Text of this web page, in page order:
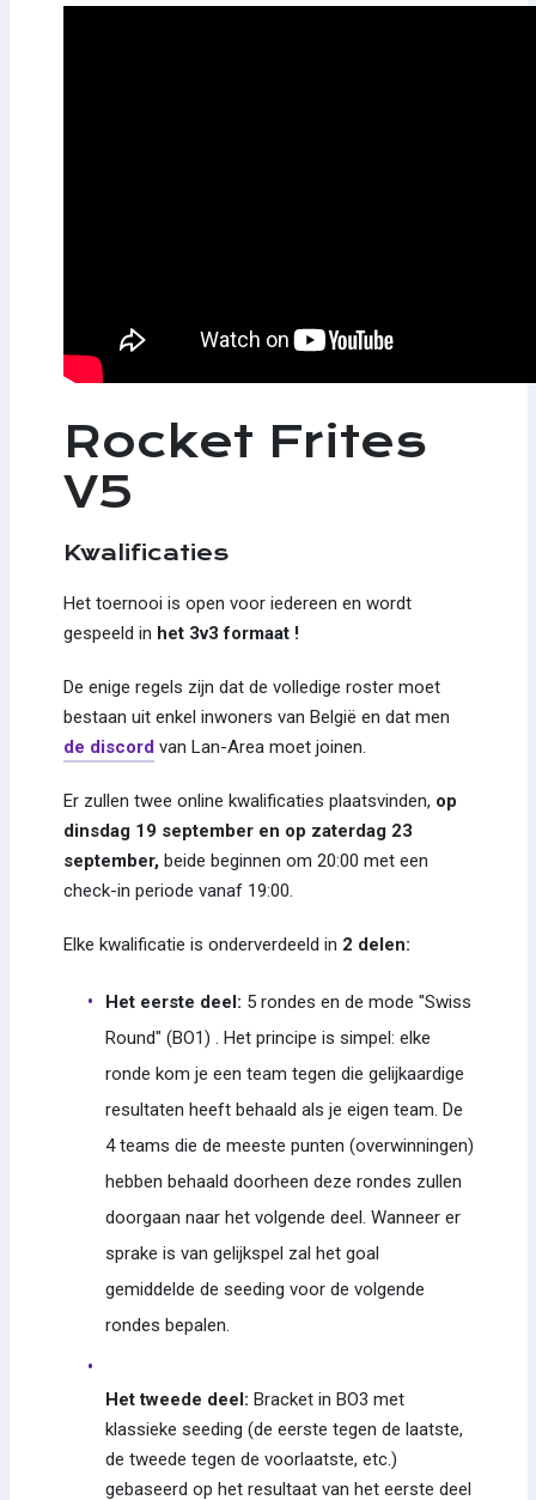
Rocket Frites
V5
Kwalificaties
Het toernooi is open voor iedereen en wordt
gespeeld in het 3v3 formaat !
De enige regels zijn dat de volledige roster moet
bestaan uit enkel inwoners van België en dat men
de discordvan Lan-Area moet joinen.
Er zullen twee online kwalificaties plaatsvinden, op
dinsdag 19 september en op zaterdag 23
september,beide beginnen om 20:00 met een
check-in periode vanaf 19:00.
Elke kwalificatie is onderverdeeld in 2 delen:
Het eerste deel: 5 rondes en de mode "Swiss
Round" (BO1) . Het principe is simpel: elke
ronde kom je een team tegen die gelijkaardige
resultaten heeft behaald als je eigen team. De
4 teams die de meeste punten (overwinningen)
hebben behaald doorheen deze rondes zullen
doorgaan naar het volgende deel. Wanneer er
sprake is van gelijkspel zal het goal
gemiddelde de seeding voor de volgende
rondes bepalen.
Het tweede deel: Bracket in BO3 met
klassieke seeding (de eerste tegen de laatste,
de tweede tegen de voorlaatste, etc.)
gebaseerd op het resultaat van het eerste deel